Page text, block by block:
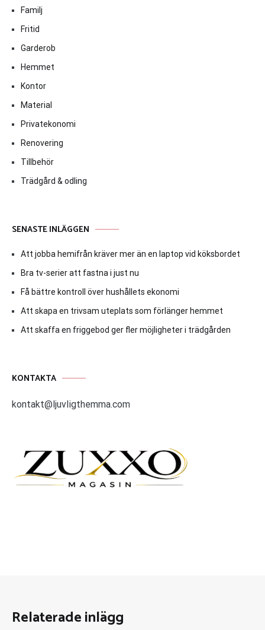
Familj
Fritid
Garderob
Hemmet
Kontor
Material
Privatekonomi
Renovering
Tillbehör
Trädgård & odling
SENASTE INLÄGGEN
Att jobba hemifrån kräver mer än en laptop vid köksbordet
Bra tv-serier att fastna i just nu
Få bättre kontroll över hushållets ekonomi
Att skapa en trivsam uteplats som förlänger hemmet
Att skaffa en friggebod ger fler möjligheter i trädgården
KONTAKTA
kontakt@ljuvligthemma.com
Relaterade inlägg